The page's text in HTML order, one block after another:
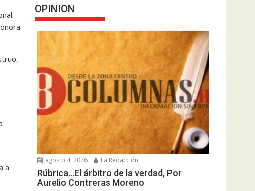
a
OPINION
agosto 4, 2026 La Redacción
Rúbrica…El árbitro de la verdad, Por
Aurelio Contreras Moreno